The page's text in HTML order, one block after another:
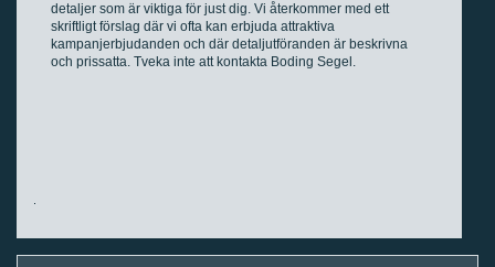
detaljer som är viktiga för just dig. Vi återkommer med ett
skriftligt förslag där vi ofta kan erbjuda attraktiva
kampanjerbjudanden och där detaljutföranden är beskrivna
och prissatta. Tveka inte att kontakta Boding Segel.